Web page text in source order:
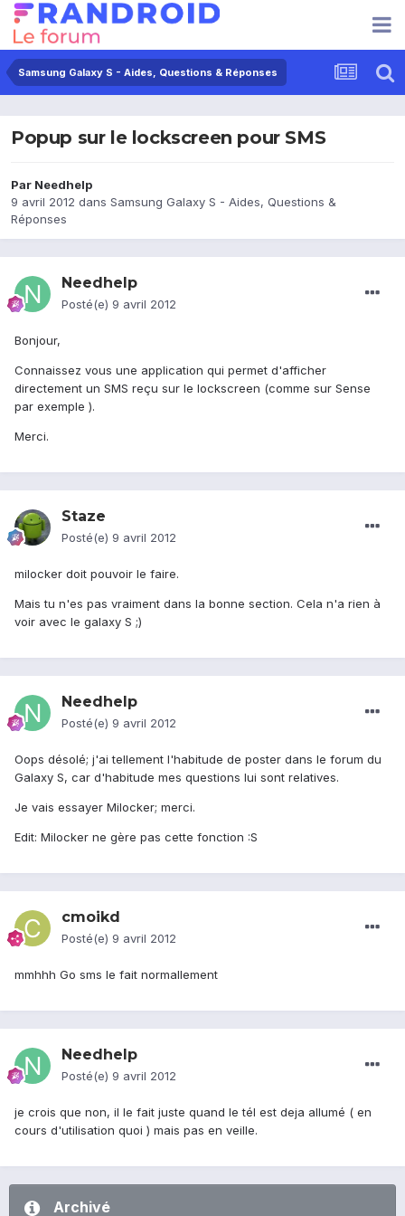
Samsung Galaxy S - Aides, Questions & Réponses
Popup sur le lockscreen pour SMS
Par Needhelp
9 avril 2012 dans Samsung Galaxy S - Aides, Questions &
Réponses
Needhelp
Posté(e) 9 avril 2012
Bonjour,
Connaissez vous une application qui permet d'afficher
directement un SMS reçu sur le lockscreen (comme sur Sense
par exemple ).
Merci.
Staze
Posté(e) 9 avril 2012
milocker doit pouvoir le faire.
Mais tu n'es pas vraiment dans la bonne section. Cela n'a rien à
voir avec le galaxy S ;)
Needhelp
Posté(e) 9 avril 2012
Oops désolé; j'ai tellement l'habitude de poster dans le forum du
Galaxy S, car d'habitude mes questions lui sont relatives.
Je vais essayer Milocker; merci.
Edit: Milocker ne gère pas cette fonction :S
cmoikd
Posté(e) 9 avril 2012
mmhhh Go sms le fait normallement
Needhelp
Posté(e) 9 avril 2012
je crois que non, il le fait juste quand le tél est deja allumé ( en
cours d'utilisation quoi ) mais pas en veille.
Archivé